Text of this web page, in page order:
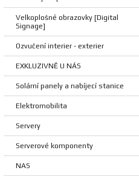
Velkoplošné obrazovky [Digital
Signage]
Ozvučení interier - exterier
EXKLUZIVNĚ U NÁS
Solární panely a nabíjecí stanice
Elektromobilita
Servery
Serverové komponenty
NAS